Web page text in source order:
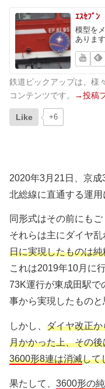
ｴｽｾﾌﾞﾝ
模型を
あります
鉄道ピックアップは、様
コンテンツです。
→投稿
Like +6
2020年3月21日、京
北総線に直通する運用
同形式はその前にも
それらは主にダイヤ乱
日に実現したものは
これは2019年10月に
73K運行が東成田駅で
事から実現したものと
しかし、 ダイヤ改正
月かかった上、その
3600形8連は消滅して
果たして、 3600形の